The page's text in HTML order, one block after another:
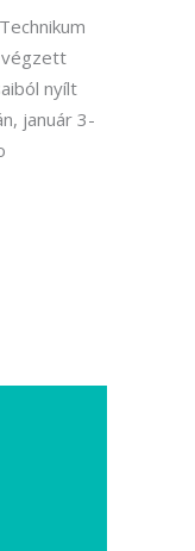
végzett
nyílt
január 3-